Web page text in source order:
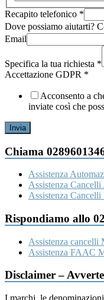
Recapito telefonico *
Dove possiamo aiutarti?
Email
Specifica la tua richiesta *
Accettazione GDPR *
Acconsento a
inviate così che
Invia
Chiama
Assistenza
Assistenza
Assistenza
Rispondiamo allo
Assistenza cancelli
Assistenza FAAC
Disclaimer –